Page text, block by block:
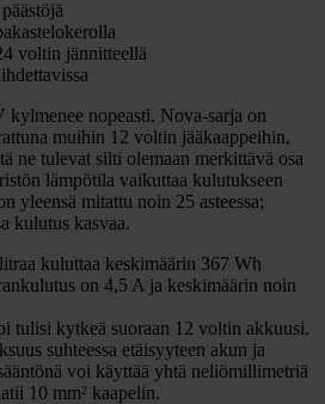
voltin jännitteellä
kylmenee nopeasti. Nova-sarja on
muihin 12 voltin jääkaappeihin,
ne tulevat silti olemaan merkittävä osa
lämpötila vaikuttaa kulutukseen
yleensä mitattu noin 25 asteessa;
kulutus kasvaa.
kuluttaa keskimäärin 367 Wh
on 4,5 A ja keskimäärin noin
tulisi kytkeä suoraan 12 voltin akkuusi.
suhteessa etäisyyteen akun ja
voi käyttää yhtä neliömillimetriä
10 mm² kaapelin.